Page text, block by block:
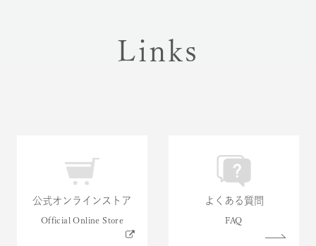
Links
公式オンラインストア よくある質問